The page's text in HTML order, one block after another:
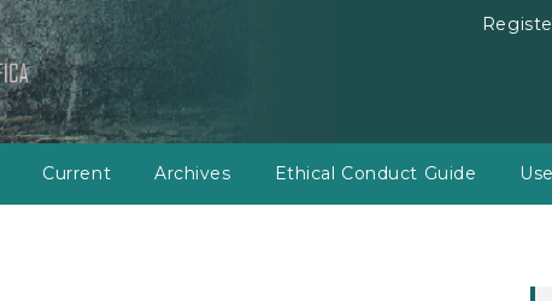
Current Archives Ethical Conduct Guide